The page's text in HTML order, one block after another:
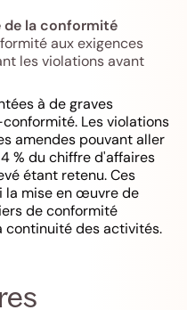
de la conformité
aux exigences
les violations avant
à de graves
Les violations
amendes pouvant aller
% du chiffre d'affaires
étant retenu. Ces
la mise en œuvre de
de conformité
continuité des activités.